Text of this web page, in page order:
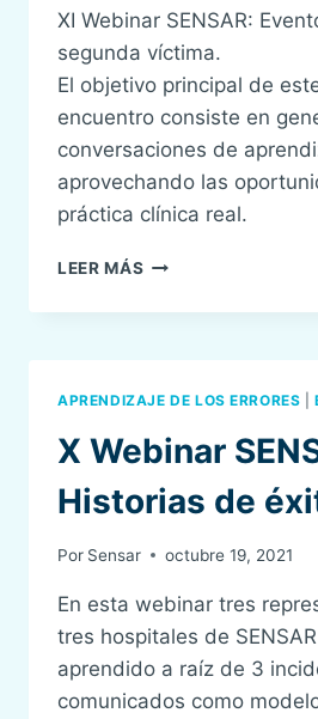
XI Webinar SENSAR:
segunda víctima.
El objetivo principal de
encuentro consiste en
conversaciones de
aprovechando las
práctica clínica real.
LEER MÁS XI
SENSAR:
APRENDIZAJE DE LOS ERRORES |
X Webinar
Historias de
Por Sensar octubre 19, 2021
En esta webinar tres
tres hospitales de
aprendido a raíz de 3
comunicados como